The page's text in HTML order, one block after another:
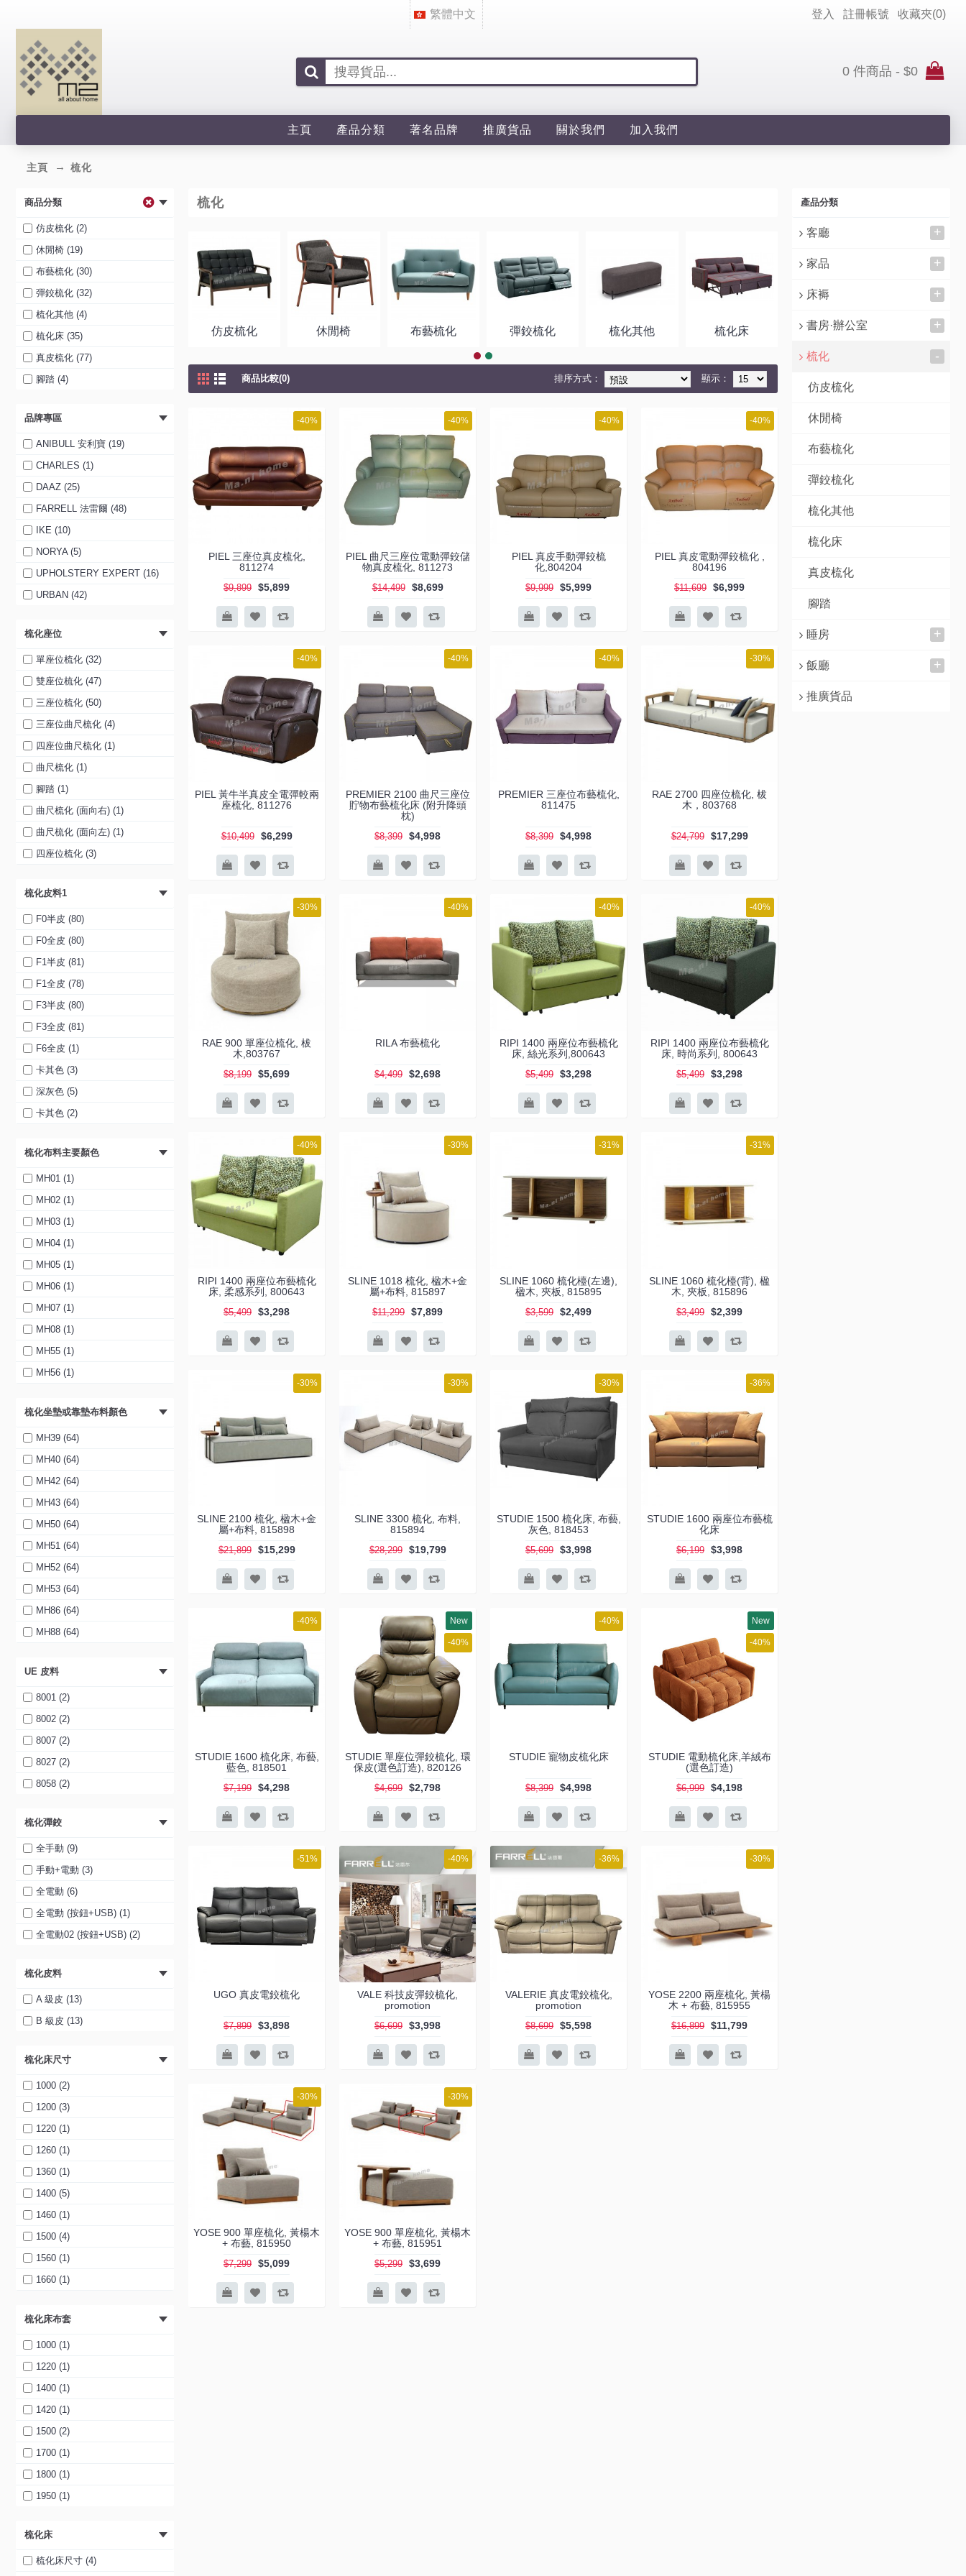
繁體中文 登入 註冊帳號 收藏夾(0)
0 件商品 - $0
主頁 產品分類 著名品牌 推廣貨品 關於我們 加入我們
主頁 梳化
商品分類
仿皮梳化 (2)
休閒椅 (19)
布藝梳化 (30)
彈鉸梳化 (32)
梳化其他 (4)
梳化床 (35)
真皮梳化 (77)
腳踏 (4)
品牌專區
ANIBULL 安利寶 (19)
CHARLES (1)
DAAZ (25)
FARRELL 法雷爾 (48)
IKE (10)
NORYA (5)
UPHOLSTERY EXPERT (16)
URBAN (42)
梳化座位
單座位梳化 (32)
雙座位梳化 (47)
三座位梳化 (50)
三座位曲尺梳化 (4)
四座位曲尺梳化 (1)
曲尺梳化 (1)
腳踏 (1)
曲尺梳化 (面向右) (1)
曲尺梳化 (面向左) (1)
四座位梳化 (3)
三座位三電鉸梳化 (1)
單座位真皮手動彈鉸搖轉 (1)
單座位真皮電動彈鉸搖轉 (1)
單座位真皮電動彈鉸 (1)
1900 (1)
2000 (1)
3座位真皮電鉸梳化 (1)
4座位真皮電鉸梳化 (1)
梳化皮料1
F0半皮 (80)
F0全皮 (80)
F1半皮 (81)
F1全皮 (78)
F3半皮 (80)
F3全皮 (81)
F6全皮 (1)
卡其色 (3)
深灰色 (5)
卡其色 (2)
科技透氣皮 卡其色 (2)
寵物耐磨布 (2)
淺卡其色 (1)
灰色 (2)
啡色 (2)
卡其色 (2)
深灰色 (2)
啡色 (2)
米白色 (2)
深藍色 (1)
淺藍色 (1)
卡其色 (6)
米白色 (6)
寵物皮 灰色 (6)
寵物皮 米色 (6)
寵物皮 淺灰色 (6)
卡其色 (F017) (3)
灰色 (F015) (2)
F019 啡色 (4)
灰藍色 (F329) (1)
卡其色 (F138) (1)
梳化布料主要顏色
MH01 (1)
MH02 (1)
MH03 (1)
MH04 (1)
MH05 (1)
MH06 (1)
MH07 (1)
MH08 (1)
MH55 (1)
MH56 (1)
MH58 (1)
MH59 (1)
MH60 (1)
MH61 (1)
MH62 (1)
MH94 (5)
MH95 (5)
MH96 (5)
MH97 (5)
MH98 (5)
MH99 (5)
MH101 (5)
其他 (7)
梳化坐墊或靠墊布料顏色
MH39 (64)
MH40 (64)
MH42 (64)
MH43 (64)
MH50 (64)
MH51 (64)
MH52 (64)
MH53 (64)
MH86 (64)
MH88 (64)
MH90 (64)
MH91 (64)
MH92 (64)
MH93 (64)
其他 (63)
UE 皮料
8001 (2)
8002 (2)
8007 (2)
8027 (2)
8058 (2)
梳化彈鉸
全手動 (9)
手動+電動 (3)
全電動 (6)
全電動 (按鈕+USB) (1)
全電動02 (按鈕+USB) (2)
梳化皮料
A 級皮 (13)
B 級皮 (13)
梳化床尺寸
1000 (2)
1200 (3)
1220 (1)
1260 (1)
1360 (1)
1400 (5)
1460 (1)
1500 (4)
1560 (1)
1660 (1)
1760 (1)
1800 (2)
1900 (2)
1950 (1)
2000 (3)
2100 (2)
2200 (2)
梳化床布套
1000 (1)
1220 (1)
1400 (1)
1420 (1)
1500 (2)
1700 (1)
1800 (1)
1950 (1)
梳化床
梳化床尺寸 (4)
產品分類
客廳 +
家品 +
床褥 +
書房·辦公室 +
梳化 -
仿皮梳化
休閒椅
布藝梳化
彈鉸梳化
梳化其他
梳化床
真皮梳化
腳踏
睡房 +
飯廳 +
推廣貨品
梳化
仿皮梳化 休閒椅 布藝梳化 彈鉸梳化 梳化其他 梳化床 真皮梳化 腳踏
商品比較(0) 顯示：
排序方式：
-40%
PIEL 三座位真皮梳化,
811274
$9,899 $5,899
-40%
PIEL 曲尺三座位電動彈鉸儲
物真皮梳化, 811273
$14,499 $8,699
-40%
PIEL 真皮手動彈鉸梳
化,804204
$9,999 $5,999
-40%
PIEL 真皮電動彈鉸梳化 ,
804196
$11,699 $6,999
-40%
PIEL 黃牛半真皮全電彈較兩
座梳化, 811276
$10,499 $6,299
-40%
PREMIER 2100 曲尺三座位
貯物布藝梳化床 (附升降頭
枕)
$8,399 $4,998
-40%
PREMIER 三座位布藝梳化,
811475
$8,399 $4,998
-30%
RAE 2700 四座位梳化, 柭
木，803768
$24,799 $17,299
-30%
RAE 900 單座位梳化, 柭
木,803767
$8,199 $5,699
-40%
RILA 布藝梳化
$4,499 $2,698
-40%
RIPI 1400 兩座位布藝梳化
床, 絲光系列,800643
$5,499 $3,298
-40%
RIPI 1400 兩座位布藝梳化
床, 時尚系列, 800643
$5,499 $3,298
-40%
RIPI 1400 兩座位布藝梳化
床, 柔感系列, 800643
$5,499 $3,298
-30%
SLINE 1018 梳化, 楹木+金
屬+布料, 815897
$11,299 $7,899
-31%
SLINE 1060 梳化檯(左邊),
楹木, 夾板, 815895
$3,599 $2,499
-31%
SLINE 1060 梳化檯(背), 楹
木, 夾板, 815896
$3,499 $2,399
-30%
SLINE 2100 梳化, 楹木+金
屬+布料, 815898
$21,899 $15,299
-30%
SLINE 3300 梳化, 布料,
815894
$28,299 $19,799
-30%
STUDIE 1500 梳化床, 布藝,
灰色, 818453
$5,699 $3,998
-36%
STUDIE 1600 兩座位布藝梳
化床
$6,199 $3,998
-40%
STUDIE 1600 梳化床, 布藝,
藍色, 818501
$7,199 $4,298
New
-40%
STUDIE 單座位彈鉸梳化, 環
保皮(選色訂造), 820126
$4,699 $2,798
-40%
STUDIE 寵物皮梳化床
$8,399 $4,998
New
-40%
STUDIE 電動梳化床,羊絨布
(選色訂造)
$6,999 $4,198
-51%
UGO 真皮電鉸梳化
$7,899 $3,898
-40%
VALE 科技皮彈鉸梳化,
promotion
$6,699 $3,998
-36%
VALERIE 真皮電鉸梳化,
promotion
$8,699 $5,598
-30%
YOSE 2200 兩座梳化, 黃楊
木 + 布藝, 815955
$16,899 $11,799
-30%
YOSE 900 單座梳化, 黃楊木
+ 布藝, 815950
$7,299 $5,099
-30%
YOSE 900 單座梳化, 黃楊木
+ 布藝, 815951
$5,299 $3,699